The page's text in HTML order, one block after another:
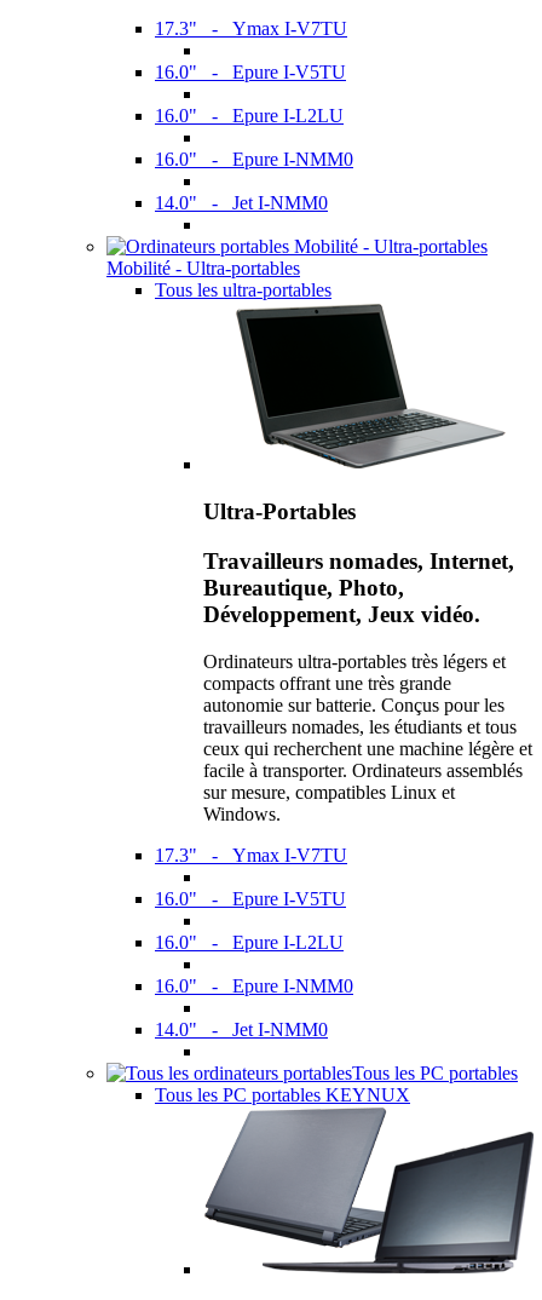
17.3" - Ymax I-V7TU
16.0" - Epure I-V5TU
16.0" - Epure I-L2LU
16.0" - Epure I-NMM0
14.0" - Jet I-NMM0
Mobilité - Ultra-portables
Tous les ultra-portables
Ultra-Portables
Travailleurs nomades, Internet,
Bureautique, Photo,
Développement, Jeux vidéo.
Ordinateurs ultra-portables très légers et
compacts offrant une très grande
autonomie sur batterie. Conçus pour les
travailleurs nomades, les étudiants et tous
ceux qui recherchent une machine légère et
facile à transporter. Ordinateurs assemblés
sur mesure, compatibles Linux et
Windows.
17.3" - Ymax I-V7TU
16.0" - Epure I-V5TU
16.0" - Epure I-L2LU
16.0" - Epure I-NMM0
14.0" - Jet I-NMM0
Tous les PC portables
Tous les PC portables KEYNUX